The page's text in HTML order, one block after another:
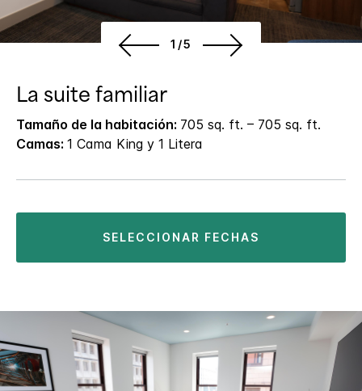
1/5
La suite familiar
Tamaño de la habitación: 705 sq. ft. – 705 sq. ft.
Camas: 1 Cama King y 1 Litera
SELECCIONAR FECHAS